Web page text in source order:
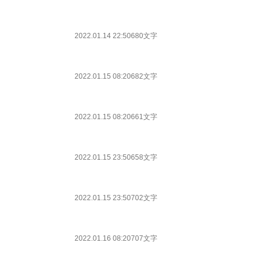
2022.01.14 22:50680文字
2022.01.15 08:20682文字
2022.01.15 08:20661文字
2022.01.15 23:50658文字
2022.01.15 23:50702文字
2022.01.16 08:20707文字